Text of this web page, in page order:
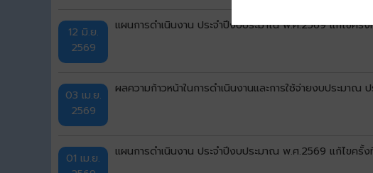
12 มิ.ย.
2569
แผนการดำเนินงาน ประจำปีงบประมาณ พ.ศ.2569 แก้ไขครั้
03 เม.ย.
2569
ผลความก้าวหน้าในการดำเนินงานและการใช้จ่ายงบประม
01 เม.ย.
แผนการดำเนินงาน ประจำปีงบประมาณ พ.ศ.2569 แก้ไขครั้